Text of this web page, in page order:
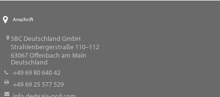
Anschrift
SBC Deutschland GmbH
Strahlenbergerstraße 110–112
63067Offenbach am Main
Deutschland
+49 69 80 640 42
+49 69 25 577 529